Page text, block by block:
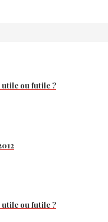
ou futile ?
ou futile ?